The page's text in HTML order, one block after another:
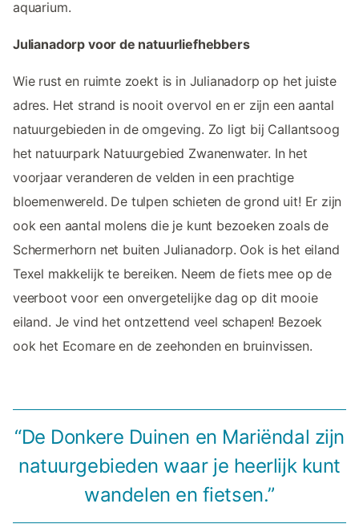
aquarium.
Julianadorp voor de natuurliefhebbers
Wie rust en ruimte zoekt is in Julianadorp op het juiste
adres. Het strand is nooit overvol en er zijn een aantal
natuurgebieden in de omgeving. Zo ligt bij Callantsoog
het natuurpark Natuurgebied Zwanenwater. In het
voorjaar veranderen de velden in een prachtige
bloemenwereld. De tulpen schieten de grond uit! Er zijn
ook een aantal molens die je kunt bezoeken zoals de
Schermerhorn net buiten Julianadorp. Ook is het eiland
Texel makkelijk te bereiken. Neem de fiets mee op de
veerboot voor een onvergetelijke dag op dit mooie
eiland. Je vind het ontzettend veel schapen! Bezoek
ook het Ecomare en de zeehonden en bruinvissen.
“De Donkere Duinen en Mariëndal zijn
natuurgebieden waar je heerlijk kunt
wandelen en fietsen.”